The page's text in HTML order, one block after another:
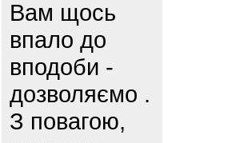
Вам щось
впало до
вподоби -
дозволяємо .
З повагою,